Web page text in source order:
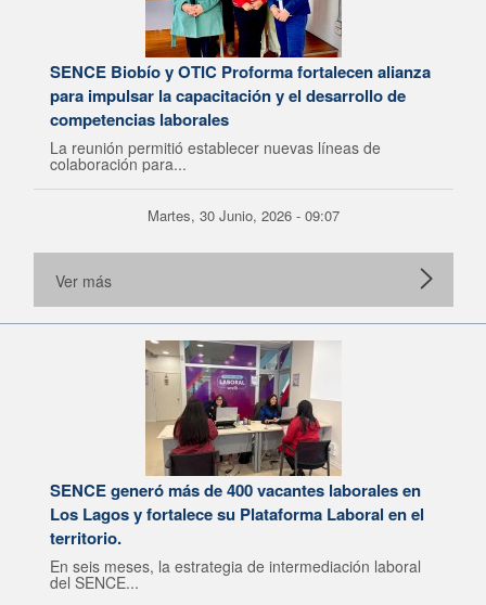
SENCE Biobío y OTIC Proforma fortalecen alianza
para impulsar la capacitación y el desarrollo de
competencias laborales
La reunión permitió establecer nuevas líneas de
colaboración para...
Martes, 30 Junio, 2026 - 09:07
Ver más
SENCE generó más de 400 vacantes laborales en
Los Lagos y fortalece su Plataforma Laboral en el
territorio.
En seis meses, la estrategia de intermediación laboral
del SENCE...